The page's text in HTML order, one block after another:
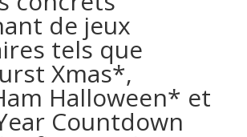
de jeux
tels que
Xmas*,
Halloween* et
Countdown